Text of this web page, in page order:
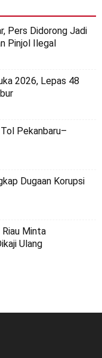
Pers Didorong Jadi
Pinjol Ilegal
2026, Lepas 48
Pekanbaru–
Dugaan Korupsi
Minta
Ulang